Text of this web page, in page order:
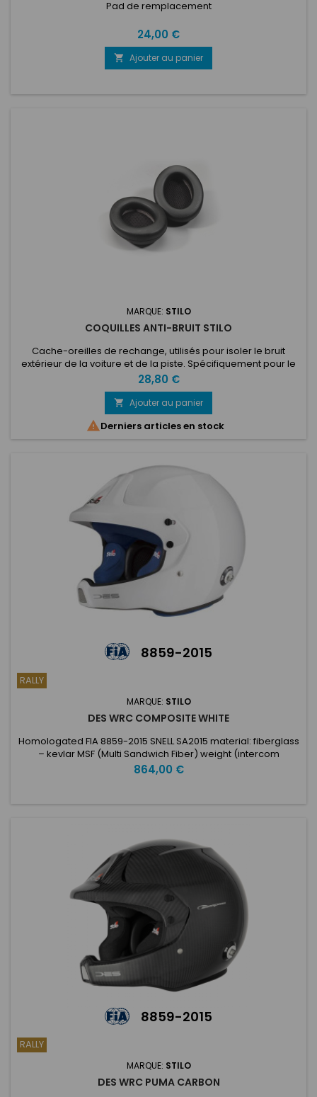
Pad de remplacement
Prix
24,00 €
 Ajouter au panier
MARQUE: STILO
COQUILLES ANTI-BRUIT STILO
Cache-oreilles de rechange, utilisés pour isoler le bruit
extérieur de la voiture et de la piste. Spécifiquement pour le
modèle de casque ST5, mais s'adaptera à n'importe quel
casque Stilo.
Prix
28,80 €
 Ajouter au panier
Derniers articles en stock
8859-2015
RALLY
MARQUE: STILO
DES WRC COMPOSITE WHITE
Homologated FIA 8859-2015 SNELL SA2015 material: fiberglass
– kevlar MSF (Multi Sandwich Fiber) weight (intercom
included) +-30 g: small shell 1.450 g large shell 1.530 g
Microphone boom and plug integrated Adjustments:
Prix
864,00 €
8859-2015
RALLY
MARQUE: STILO
DES WRC PUMA CARBON